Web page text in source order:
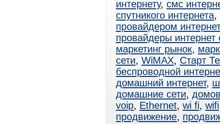
интернету, смс
спутникого интернета,
провайдером
провайдеры интернет
маркетинг рынок,
сети, WiMAX, Старт
беспроводной
домашний интернет,
домашние сети,
voip, Ethernet, wi fi, wifi
продвижение,